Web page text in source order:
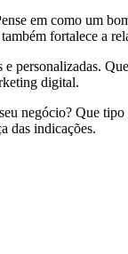
em como um
fortalece a
personalizadas.
digital.
negócio? Que
das indicações.